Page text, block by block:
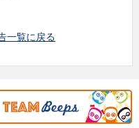
一覧に戻る